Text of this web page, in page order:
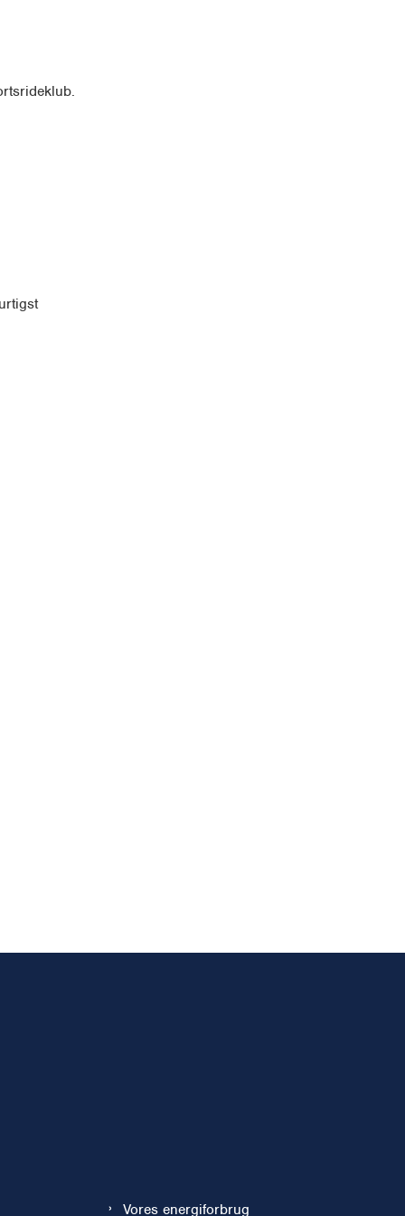
Vores energiforbrug